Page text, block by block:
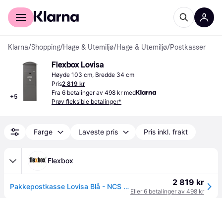
For kunder
Klarna/Shopping/Hage & Utemiljø/Hage & Utemiljø/Postkasser
+5
Flexbox Lovisa
Høyde 103 cm, Bredde 34 cm
Pris2 819 kr
Fra 6 betalinger av 498 kr med
Prøv fleksible betalinger*
Farge Laveste pris Pris inkl. frakt
Flexbox
Pakkepostkasse Lovisa Blå - NCS S 5020-R90B 2 819 kr
Eller 6 betalinger av 498 kr